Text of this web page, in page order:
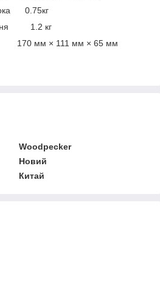
0.75кг
1.2 кг
мм × 111 мм × 65 мм
Woodpecker
Новий
Китай